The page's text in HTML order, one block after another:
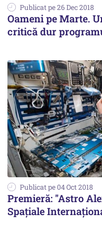
Publicat pe 26 Dec 2018
Oameni pe Marte.
critică dur
Publicat pe 04 Oct 2018
Premieră: ''Astro
Spaţiale